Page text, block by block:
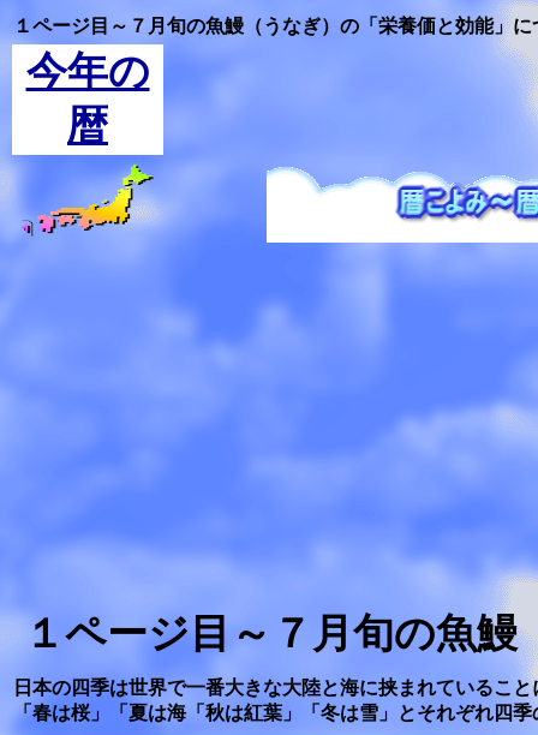
１ページ目～７月旬の魚鰻（うなぎ）の「栄養価と効能」に
今年の
暦
１ページ目～７月旬の魚
日本の四季は世界で一番大きな大陸と海に挟まれているこ
「春は桜」「夏は海「秋は紅葉」「冬は雪」とそれぞれ四